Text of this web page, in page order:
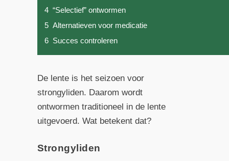
4 “Selectief” ontwormen
5 Alternatieven voor medicatie
6 Succes controleren
De lente is het seizoen voor
strongyliden. Daarom wordt
ontwormen traditioneel in de lente
uitgevoerd. Wat betekent dat?
Strongyliden